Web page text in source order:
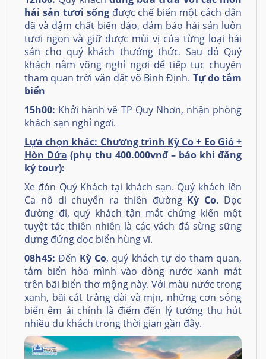
hải sản tươi sốngđược chế biến một cách dân
dã và đậm chất biển đảo, đảm bảo hải sản luôn
tươi ngon và giữ được mùi vị của từng loại hải
sản cho quý khách thưởng thức. Sau đó Quý
khách nằm võng nghỉ ngơi để tiếp tục chuyến
tham quan trời văn đất võ Bình Định. Tự do tắm
biển
15h00: Khởi hành về TP Quy Nhơn, nhận phòng
khách sạn nghỉ ngơi.
Lựa chọn khác: Chương trình Kỳ Co + Eo Gió +
Hòn Dứa (phụ thu 400.000vnđ – báo khi đăng
ký tour):
Xe đón Quý Khách tại khách sạn. Quý khách lên
Ca nô di chuyển ra thiên đường Kỳ Co. Dọc
đường đi, quý khách tận mắt chứng kiến một
tuyệt tác thiên nhiên là các vách đá sừng sững
dựng đứng dọc biển hùng vĩ.
08h45: Đến Kỳ Co, quý khách tự do tham quan,
tắm biển hòa mình vào dòng nước xanh mát
trên bãi biển thơ mộng này. Với màu nước trong
xanh, bãi cát trắng dài và mịn, những cơn sóng
biển êm ái chính là điểm đến lý tưởng thu hút
nhiều du khách trong thời gian gần đây.